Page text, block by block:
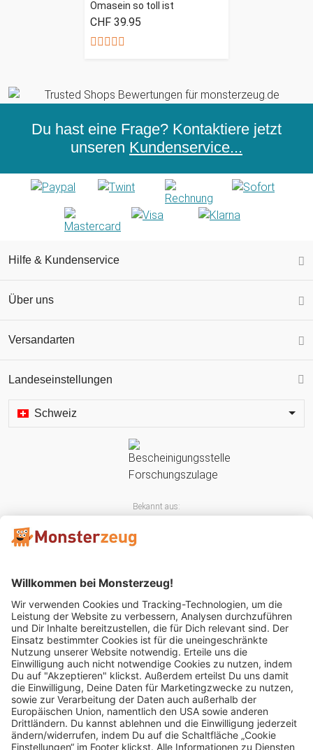
Omasein so toll ist
CHF 39.95
Du hast eine Frage? Kontaktiere jetzt
unseren Kundenservice...
Hilfe & Kundenservice
Über uns
Versandarten
Landeseinstellungen
Schweiz
Bekannt aus:
Mitglied im: